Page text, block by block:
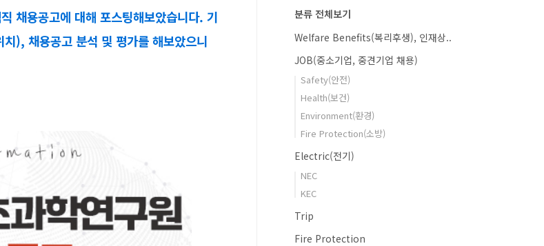
채용공고에 대해 포스팅해보았습니다. 기
), 채용공고 분석 및 평가를 해보았으니
분류 전체보기
Welfare Benefits(복리후생), 인재상..
JOB(중소기업, 중견기업 채용)
Safety(안전)
Health(보건)
Environment(환경)
Fire Protection(소방)
Electric(전기)
NEC
KEC
Trip
Fire Protection